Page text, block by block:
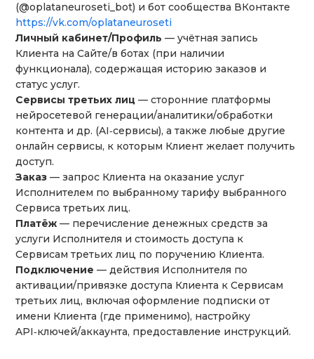
(@oplataneuroseti_bot) и бот сообщества ВКонтакте
https://vk.com/oplataneuroseti
Личный кабинет/Профиль — учётная запись
Клиента на Сайте/в ботах (при наличии
функционала), содержащая историю заказов и
статус услуг.
Сервисы третьих лиц — сторонние платформы
нейросетевой генерации/аналитики/обработки
контента и др. (AI‑сервисы), а также любые другие
онлайн сервисы, к которым Клиент желает получить
доступ.
Заказ — запрос Клиента на оказание услуг
Исполнителем по выбранному тарифу выбранного
Сервиса третьих лиц.
Платёж — перечисление денежных средств за
услуги Исполнителя и стоимость доступа к
Сервисам третьих лиц по поручению Клиента.
Подключение — действия Исполнителя по
активации/привязке доступа Клиента к Сервисам
третьих лиц, включая оформление подписки от
имени Клиента (где применимо), настройку
API‑ключей/аккаунта, предоставление инструкций.